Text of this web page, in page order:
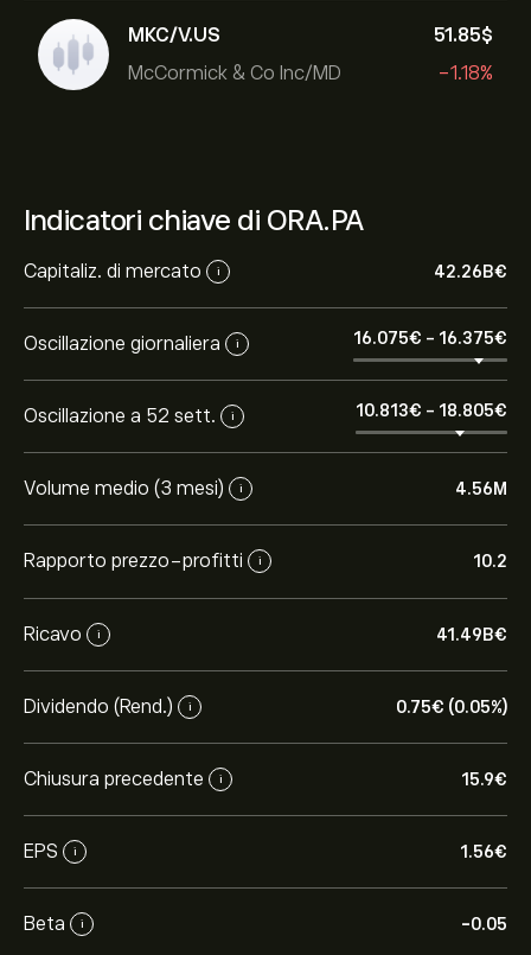
MKC/V.US
McCormick & Co Inc/MD
51.85‎$‎
-1.18%
Indicatori chiave di ORA.PA
Capitaliz. di mercato i 42.26B‎€‎
Oscillazione giornaliera i 16.075‎€‎ - 16.375‎€‎
Oscillazione a 52 sett. i 10.813‎€‎ - 18.805‎€‎
Volume medio (3 mesi) i 4.56M
Rapporto prezzo-profitti i 10.2
Ricavo i 41.49B‎€‎
Dividendo (Rend.) i 0.75‎€‎ (0.05%)
Chiusura precedente i 15.9‎€‎
EPS i 1.56‎€‎
Beta i -0.05